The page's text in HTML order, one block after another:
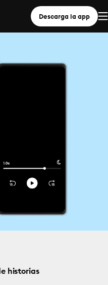
Descarga la app
historias